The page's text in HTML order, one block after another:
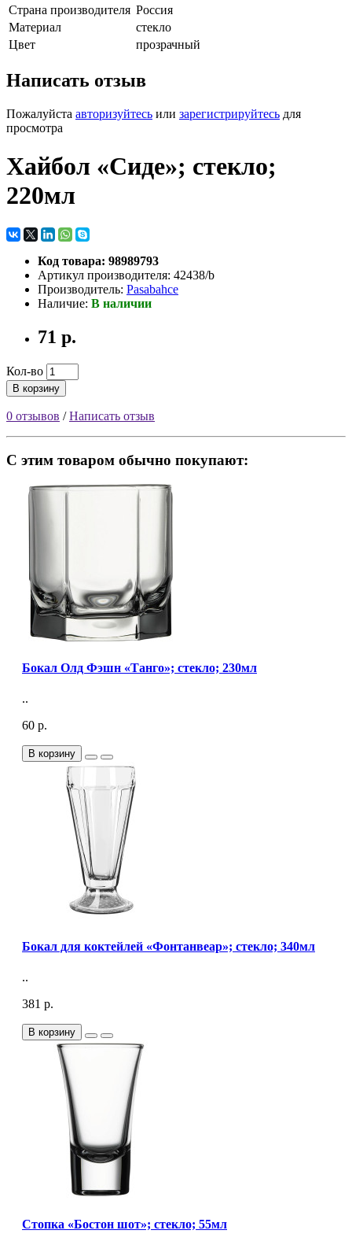
Страна производителя Россия
Материал
стекло
Цвет
прозрачный
Написать отзыв
Пожалуйста авторизуйтесь или зарегистрируйтесь для
просмотра
Хайбол «Сиде»; стекло;
220мл
Код товара: 98989793
Артикул производителя: 42438/b
Производитель: Pasabahce
Наличие: В наличии
71 р.
Кол-во
В корзину
0 отзывов /Написать отзыв
С этим товаром обычно покупают:
Бокал Олд Фэшн «Танго»; стекло; 230мл
..
60 р.
В корзину
Бокал для коктейлей «Фонтанвеар»; стекло; 340мл
..
381 р.
В корзину
Стопка «Бостон шот»; стекло; 55мл